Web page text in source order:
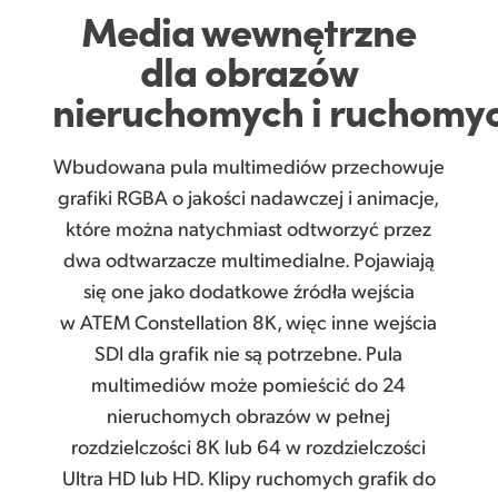
Mediawewnętrzne
dlaobrazów
nieruchomych i
Wbudowana pula multimediów przechowuje
grafiki RGBA o jakości nadawczej i animacje,
które można natychmiast odtworzyć przez
dwa odtwarzacze multimedialne. Pojawiają
się one jako dodatkowe źródła wejścia
w ATEM Constellation 8K, więc inne wejścia
SDI dla grafik nie są potrzebne. Pula
multimediów może pomieścić do 24
nieruchomych obrazów w pełnej
rozdzielczości 8K lub 64 w rozdzielczości
Ultra HD lub HD. Klipy ruchomych grafik do